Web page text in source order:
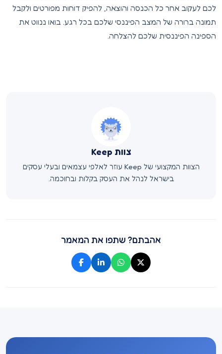
לכם לעקוב אחר כל הכנסה והוצאה, להפיק דוחות מפורטים ולקבל
תמונה ברורה של המצב הפיננסי שלכם בכל רגע. בואו ננווט את
הספינה הפיננסית שלכם להצלחה.
צוות Keep
הצוות המקצועי של Keep עוזר לאלפי עצמאים ובעלי עסקים
בישראל לנהל את העסק בקלות ובחוכמה.
אהבתם? שתפו את המאמר